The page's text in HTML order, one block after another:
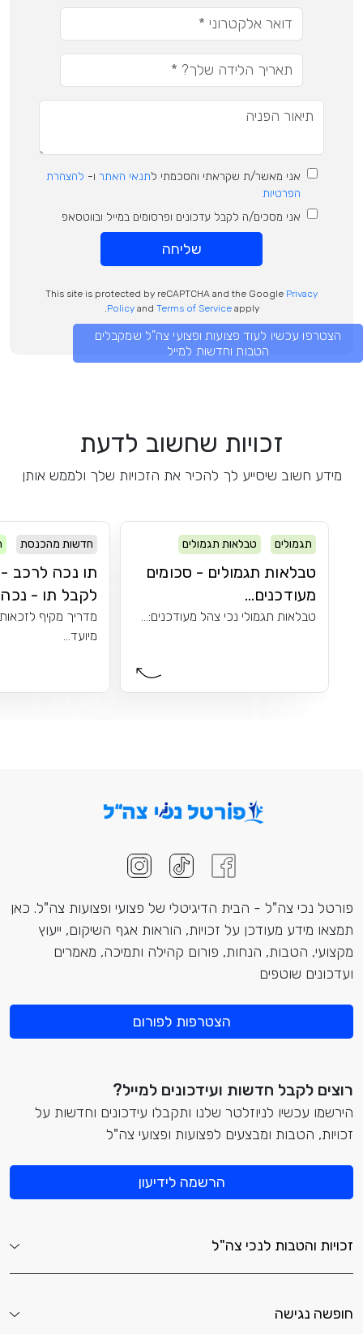
אני מאשר/ת שקראתי והסכמתי לתנאי האתר ו- להצהרת
הפרטיות
אני מסכים/ה לקבל עדכונים ופרסומים במייל ובווטסאפ
שליחה
This site is protected by reCAPTCHA and the Google Privacy
Policyand Terms of Serviceapply.
הצטרפו עכשיו לעוד פצועות ופצועי צה"ל שמקבלים
הטבות וחדשות למייל
זכויות שחשוב לדעת
מידע חשוב שיסייע לך להכיר את הזכויות שלך ולממש אותן
תגמולים טבלאות תגמולים
טבלאות תגמולים - סכומים
מעודכנים...
טבלאות תגמולי נכי צהל מעודכנים:...
חדשות מהכנסת
תו נכה לרכב -
לקבל תו -
מדריך מקיף
מיועד...
פורטל נכי צה"ל - הבית הדיגיטלי של פצועי ופצועות צה"ל. כאן
תמצאו מידע מעודכן על זכויות, הוראות אגף השיקום, ייעוץ
מקצועי, הטבות, הנחות, פורום קהילה ותמיכה, מאמרים
ועדכונים שוטפים
הצטרפות לפורום
רוצים לקבל חדשות ועידכונים למייל?
הירשמו עכשיו לניוזלטר שלנו ותקבלו עידכונים וחדשות על
זכויות, הטבות ומבצעים לפצועות ופצועי צה"ל
הרשמה לידיעון
זכויות והטבות לנכי צה"ל
חופשה נגישה